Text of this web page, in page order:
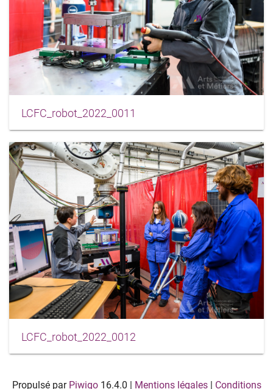
LCFC_robot_2022_0011
LCFC_robot_2022_0012
Propulsé par Piwigo16.4.0 | Mentions légales| Conditions